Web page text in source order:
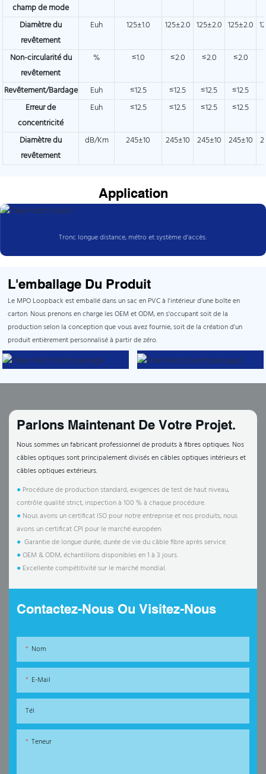
champ de mode
Diamètre du
revêtement
Euh 125±1.0 125±2.0 125±2.0 125±2.0
Non-circularité du
revêtement
% ≤1.0 ≤2.0 ≤2.0 ≤2.0
Revêtement/Bardage Euh ≤12.5 ≤12.5 ≤12.5 ≤12.5
Erreur de
concentricité
Euh ≤12.5 ≤12.5 ≤12.5 ≤12.5
Diamètre du
revêtement
dB/Km 245±10 245±10 245±10 245±10
Application
Tronc longue distance, métro et système d'accès.
L'emballage Du Produit
Le MPO Loopback est emballé dans un sac en PVC à l'intérieur d'une boîte en
carton. Nous prenons en charge les OEM et ODM, en s'occupant soit de la
production selon la conception que vous avez fournie, soit de la création d'un
produit entièrement personnalisé à partir de zéro.
Parlons Maintenant De Votre Projet.
Nous sommes un fabricant professionnel de produits à fibres optiques. Nos
câbles optiques sont principalement divisés en câbles optiques intérieurs et
câbles optiques extérieurs.
● Procédure de production standard, exigences de test de haut niveau,
contrôle qualité strict, inspection à 100 % à chaque procédure.
● Nous avons un certificat ISO pour notre entreprise et nos produits, nous
avons un certificat CPI pour le marché européen.
● Garantie de longue durée, durée de vie du câble fibre après service.
●OEM & ODM, échantillons disponibles en 1 à 3 jours.
● Excellente compétitivité sur le marché mondial.
Contactez-Nous Ou Visitez-Nous
Nom
E-Mail
Tél
Teneur